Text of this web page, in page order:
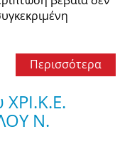
Περισσότερα
Ν.